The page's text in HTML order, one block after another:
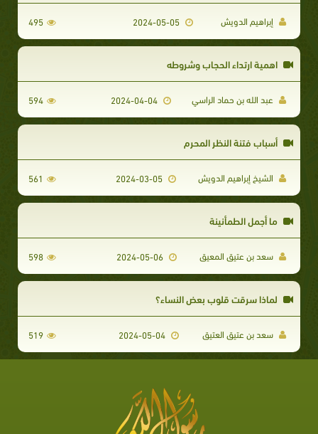
إبراهيم الدويش 2024-05-05
495
اهمية ارتداء الحجاب وشروطه
عبد الله بن حماد الراسي 594
أسباب فتنة النظر المحرم
الشيخ إبراهيم الدويش 2024-03-05
561
ما أجمل الطمأنينة
سعد بن عتيق المعيق 598
لماذا سرقت قلوب بعض النساء؟
سعد بن عتيق العتيق 519